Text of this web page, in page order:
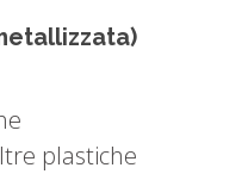
plastiche